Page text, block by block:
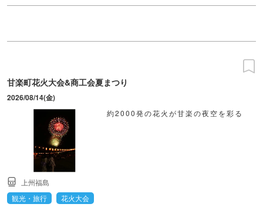
甘楽町花火大会&商工会夏まつり
2026/08/14(金)
約2000発の花火が甘楽の夜空を彩る
上州福島
観光・旅行
花火大会